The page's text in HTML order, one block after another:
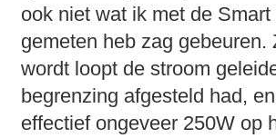
ook niet wat ik met de
gemeten heb zag
wordt loopt de stroom
begrenzing afgesteld had,
effectief ongeveer 250W op